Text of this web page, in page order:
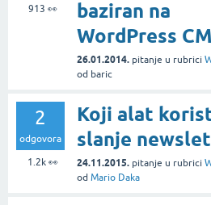
913 👀
baziran na
WordPress
26.01.2014. pitanje u rubrici
od baric
2
odgovora
1.2k👀
Koji alat
slanje
24.11.2015. pitanje u rubrici
od Mario Daka